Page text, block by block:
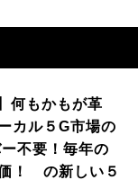
何もかもが革
カル５G市場の
不要！毎年の
！ の新しい５